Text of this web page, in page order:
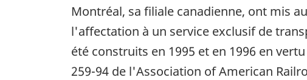
Montréal, sa filiale canadienne, ont mis
l'affectation à un service exclusif de
été construits en 1995 et en 1996 en
259-94 de l'Association of American